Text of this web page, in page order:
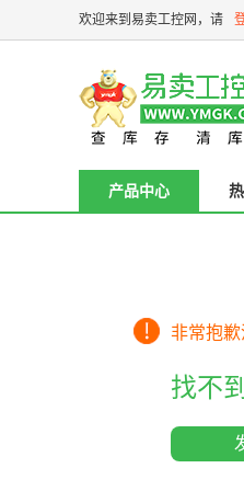
欢迎来到易卖工控网，请
产品中心
非常抱
找不